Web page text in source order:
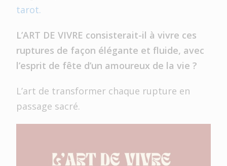
tarot.
L’ART DE VIVRE consisterait-il à vivre ces
ruptures de façon élégante et fluide, avec
l’esprit de fête d’un amoureux de la vie ?
L’art de transformer chaque rupture en
passage sacré.